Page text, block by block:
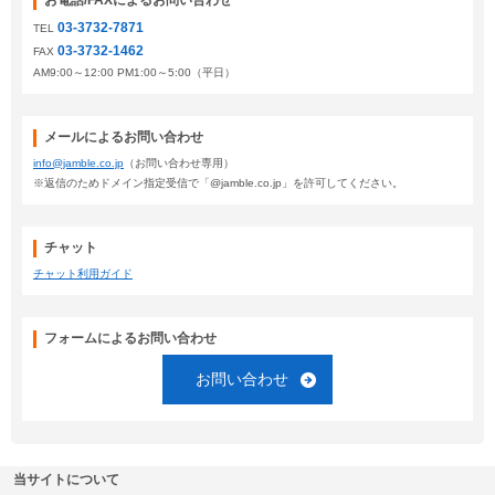
TEL 03-3732-7871
FAX 03-3732-1462
AM9:00～12:00 PM1:00～5:00（平日）
メールによるお問い合わせ
info@jamble.co.jp （お問い合わせ専用）
※返信のためドメイン指定受信で「@jamble.co.jp」を許可してください。
チャット
チャット利用ガイド
フォームによるお問い合わせ
お問い合わせ
当サイトについて